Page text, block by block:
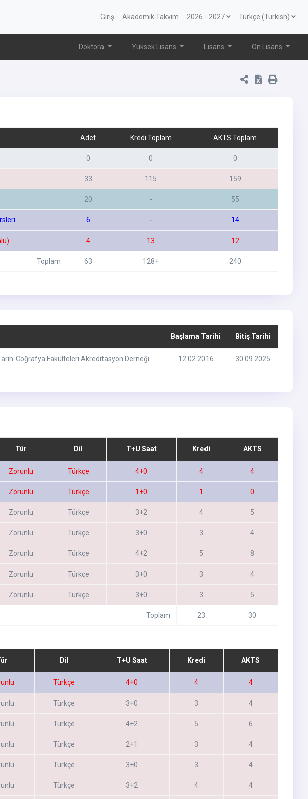
Giriş Akademik Takvim 2026 - 2027 Türkçe (Turkish)
Doktora Yüksek Lisans Lisans Ön Lisans
Adet Kredi Toplam AKTS Toplam
0 0 0
33 115 159
20 - 55
6 - 14
4 13 12
Toplam 63 128+ 240
Başlama Tarihi Bitiş Tarihi
Coğrafya Fakülteleri Akreditasyon Derneği 12.02.2016 30.09.2025
Tür Dil T+U Saat Kredi AKTS
Zorunlu Türkçe 4+0 4 4
Zorunlu Türkçe 1+0 1 0
Zorunlu Türkçe 3+2 4 5
Zorunlu Türkçe 3+0 3 4
Zorunlu Türkçe 4+2 5 8
Zorunlu Türkçe 3+0 3 4
Zorunlu Türkçe 3+0 3 5
Toplam 23 30
Dil T+U Saat Kredi AKTS
Türkçe 4+0 4 4
Türkçe 3+0 3 4
Türkçe 4+2 5 6
Türkçe 2+1 3 4
Türkçe 3+0 3 4
Türkçe 3+2 4 4